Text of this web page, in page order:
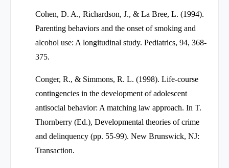
Cohen, D. A., Richardson, J., & La Bree, L. (1994).
Parenting behaviors and the onset of smoking and
alcohol use: A longitudinal study. Pediatrics, 94, 368-
375.
Conger, R., & Simmons, R. L. (1998). Life-course
contingencies in the development of adolescent
antisocial behavior: A matching law approach. In T.
Thornberry (Ed.), Developmental theories of crime
and delinquency (pp. 55-99). New Brunswick, NJ:
Transaction.